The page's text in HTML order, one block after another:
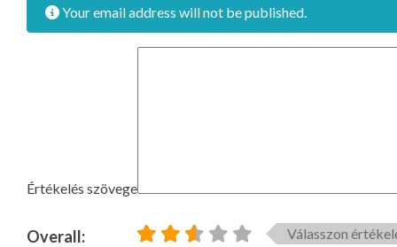
Your email address will not be published.
Értékelés szövege
Overall:
Válasszon